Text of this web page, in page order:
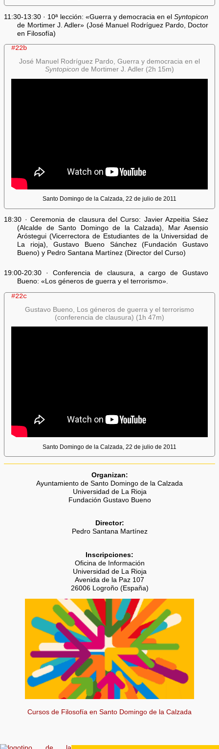
11:30-13:30 · 10ª lección: «Guerra y democracia en elSyntopicon
de Mortimer J. Adler» (José Manuel Rodríguez Pardo, Doctor
en Filosofía)
#22b
José Manuel Rodríguez Pardo, Guerra y democracia en el
Syntopicon de Mortimer J. Adler (2h 15m)
Santo Domingo de la Calzada, 22 de julio de 2011
18:30 · Ceremonia de clausura del Curso: Javier Azpeitia Sáez
(Alcalde de Santo Domingo de la Calzada), Mar Asensio
Aróstegui (Vicerrectora de Estudiantes de la Universidad de
La rioja), Gustavo Bueno Sánchez (Fundación Gustavo
Bueno) y Pedro Santana Martínez (Director del Curso)
19:00-20:30 · Conferencia de clausura, a cargo de Gustavo
Bueno: «Los géneros de guerra y el terrorismo».
#22c
Gustavo Bueno, Los géneros de guerra y el terrorismo
(conferencia de clausura) (1h 47m)
Santo Domingo de la Calzada, 22 de julio de 2011
Organizan:
Ayuntamiento de Santo Domingo de la Calzada
Universidad de La Rioja
Fundación Gustavo Bueno
Director:
Pedro Santana Martínez
Inscripciones:
Oficina de Información
Universidad de La Rioja
Avenida de la Paz 107
26006 Logroño (España)
Cursos de Filosofía en Santo Domingo de la Calzada